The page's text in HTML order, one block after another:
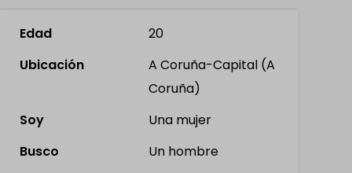
Edad
20
Ubicación
A Coruña-Capital (A
Coruña)
Soy
Una mujer
Busco
Un hombre